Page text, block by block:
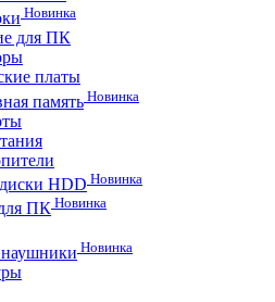
Новинка
для ПК
платы
память Новинка
HDD Новинка
ПК Новинка
Новинка